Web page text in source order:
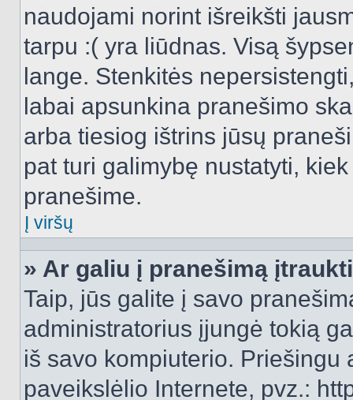
naudojami norint išreikšti
tarpu :( yra liūdnas. Visą
lange. Stenkitės
labai apsunkina pranešimo
arba tiesiog ištrins jūsų
pat turi galimybę nustatyti,
pranešime.
Į viršų
» Ar galiu į pranešimą
Taip, jūs galite į savo
administratorius įjungė tokią
iš savo kompiuterio.
paveikslėlio Internete, pvz.: